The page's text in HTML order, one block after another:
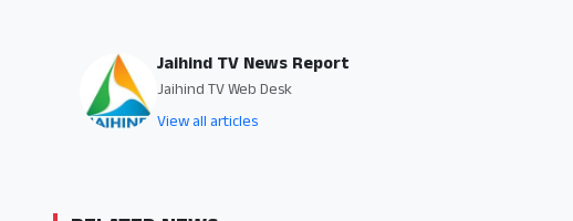
Jaihind TV News Report
Jaihind TV Web Desk
View all articles